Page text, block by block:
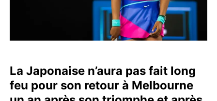
La Japonaise n’aura pas fait long
feu pour son retour à Melbourne